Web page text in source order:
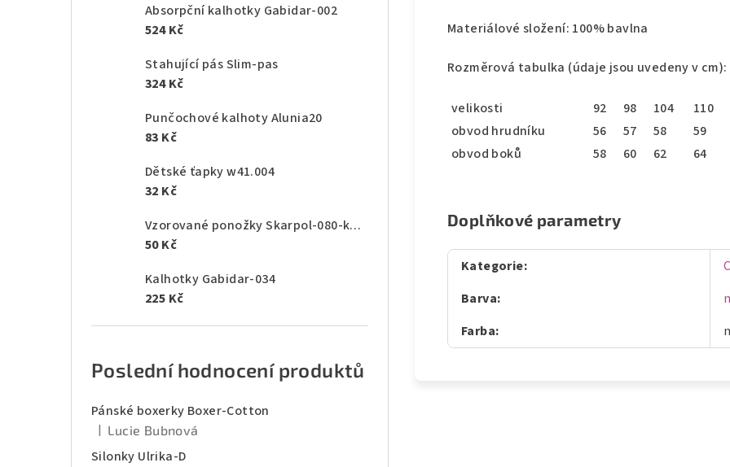
Absorpční kalhotky Gabidar-002
524 Kč
Stahující pás Slim-pas
324 Kč
Punčochové kalhoty Alunia20
83 Kč
Dětské ťapky w41.004
32 Kč
Vzorované ponožky Skarpol-080-kaktus
50 Kč
Kalhotky Gabidar-034
225 Kč
Poslední hodnocení produktů
Pánské boxerky Boxer-Cotton
Hodnocení produktu je 5 z 5 hvězdiček.
Lucie Bubnová
Silonky Ulrika-D
Materiálové složení: 100% bavlna
Rozměrová tabulka (údaje jsou uvedeny v cm):
velikosti 92 98 104 110
obvod hrudníku
56 57 58 59
obvod boků
58 60 62 64
Doplňkové parametry
Kategorie:
Barva:
Farba: